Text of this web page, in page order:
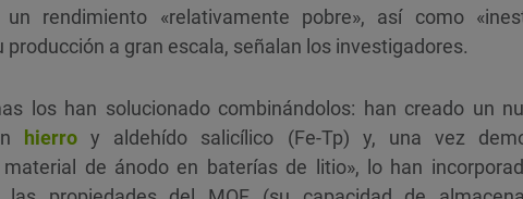
un rendimiento «relativamente pobre», así como
producción a gran escala, señalan los investigadores.
los han solucionado combinándolos: han creado un
hierroy aldehído salicílico (Fe-Tp) y, una vez
de ánodo en baterías de litio», lo han